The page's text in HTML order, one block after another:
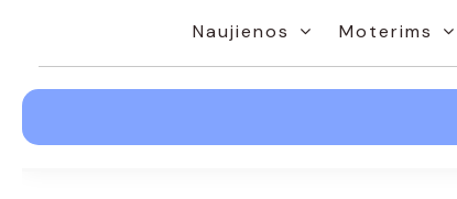
Naujienos Moterims